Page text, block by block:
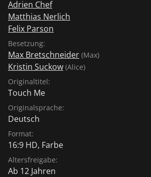
Adrien Chef
Matthias Nerlich
Felix Parson
Besetzung:
Max Bretschneider (Max)
Kristin Suckow (Alice)
Originaltitel:
Touch Me
Originalsprache:
Deutsch
Format:
16:9 HD, Farbe
Altersfreigabe:
Ab 12 Jahren